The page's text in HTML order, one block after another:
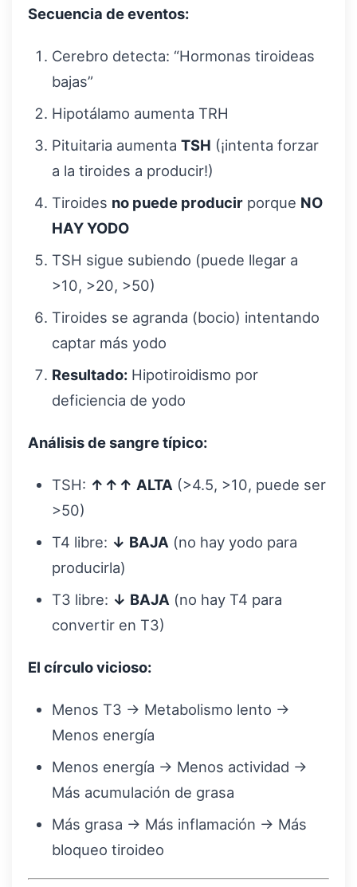
Secuencia de eventos:
Cerebro detecta: “Hormonas tiroideas
bajas”
Hipotálamo aumenta TRH
Pituitaria aumenta TSH (¡intenta forzar
a la tiroides a producir!)
Tiroides no puede producir porque NO
HAY YODO
TSH sigue subiendo (puede llegar a
>10, >20, >50)
Tiroides se agranda (bocio) intentando
captar más yodo
Resultado: Hipotiroidismo por
deficiencia de yodo
Análisis de sangre típico:
TSH: ↑↑↑ ALTA (>4.5, >10, puede ser
>50)
T4 libre: ↓ BAJA (no hay yodo para
producirla)
T3 libre: ↓ BAJA (no hay T4 para
convertir en T3)
El círculo vicioso:
Menos T3 → Metabolismo lento →
Menos energía
Menos energía → Menos actividad →
Más acumulación de grasa
Más grasa → Más inflamación → Más
bloqueo tiroideo